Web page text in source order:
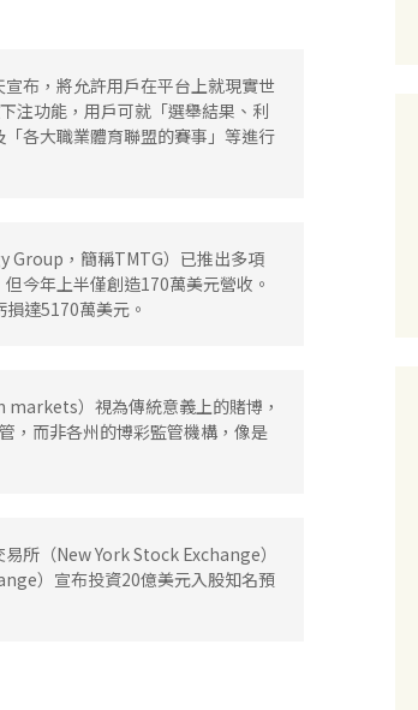
布，將允許用戶在平台上就現實世
注功能，用戶可就「選舉結果、利
各大職業體育聯盟的賽事」等進行
Group，簡稱TMTG）已推出多項
今年上半僅創造170萬美元營收。
達5170萬美元。
）視為傳統意義上的賭博，
，而非各州的博彩監管機構，像是
所（New York Stock Exchange）
）宣布投資20億美元入股知名預